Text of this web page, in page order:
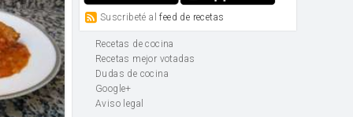
Suscribeté alfeed de recetas
Recetas de cocina
Recetas mejor votadas
Dudas de cocina
Google+
Aviso legal